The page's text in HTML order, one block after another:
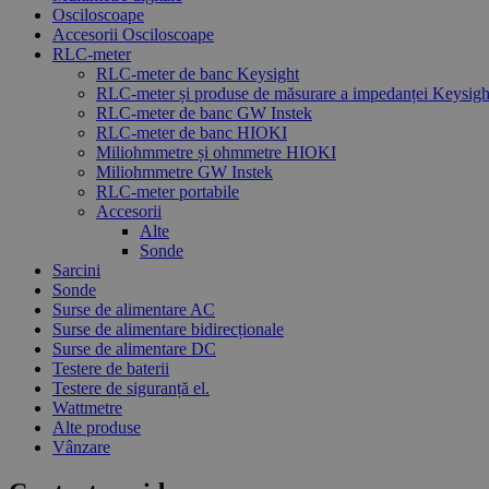
Osciloscoape
Accesorii Osciloscoape
RLC-meter
RLC-meter de banc Keysight
RLC-meter și produse de măsurare a impedanței
RLC-meter de banc GW Instek
RLC-meter de banc HIOKI
Miliohmmetre și ohmmetre HIOKI
Miliohmmetre GW Instek
RLC-meter portabile
Accesorii
Alte
Sonde
Sarcini
Sonde
Surse de alimentare AC
Surse de alimentare bidirecționale
Surse de alimentare DC
Testere de baterii
Testere de siguranță el.
Wattmetre
Alte produse
Vânzare